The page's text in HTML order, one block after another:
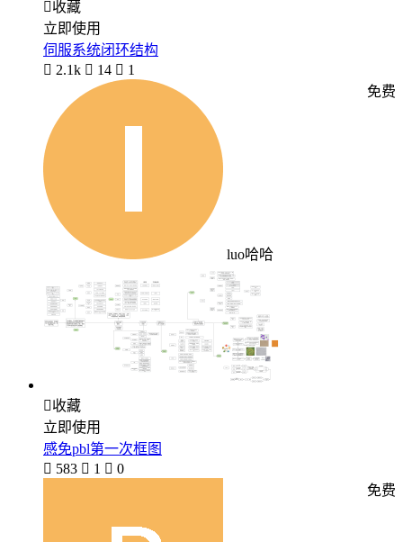
收藏
立即使用
伺服系统闭环结构
 2.1k  14  1
luo哈哈
免费
收藏
立即使用
感免pbl第一次框图
 583  1  0
免费